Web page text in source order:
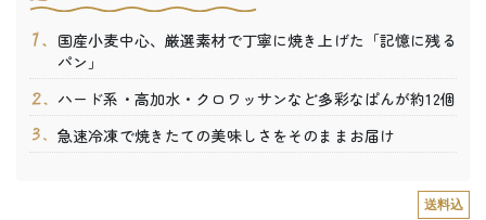
国産小麦中心、厳選素材で丁寧に焼き上げた「記憶に残る
パン」
ハード系・高加水・クロワッサンなど多彩なぱんが約12個
急速冷凍で焼きたての美味しさをそのままお届け
送料込